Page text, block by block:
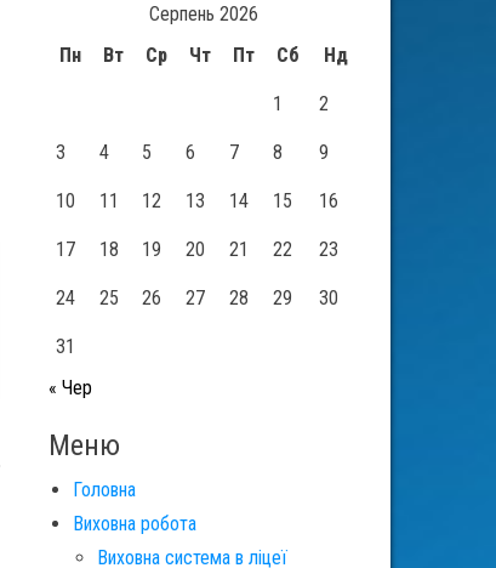
Серпень 2026
Пн
Вт Ср Чт Пт Сб Нд
1 2
3 4 5 6 7 8 9
10 11 12 13 14 15 16
17 18 19 20 21 22 23
24 25 26 27 28 29 30
31
« Чер
Меню
Головна
Виховна робота
Виховна система в ліцеї